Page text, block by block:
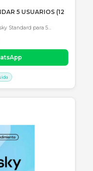
WhatsApp
incluida